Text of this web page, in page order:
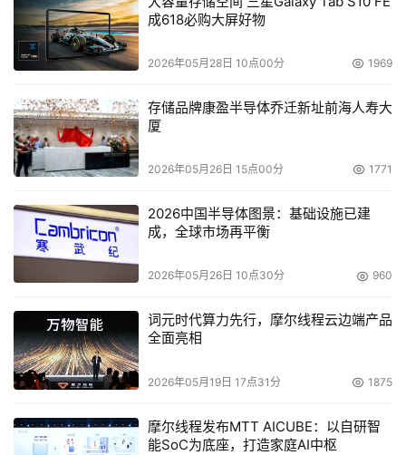
设计的机架式服务器。PowerEdge T105是专为中小企业设
计的入门级单插槽塔式服务器，适合为小型工作组提供邮
件、网络以及文件/打印服务,或作为专用服务器使用。同
时，为进一步履行提升服务器性能、降低功耗的承诺，戴尔
还推出了PowerEdge 1950, 2950与2900的升级版本。
成618必购大屏好物
2026年05月28日 10点00分 1969
存储品牌康盈半导体乔迁新址前海人寿大
厦
2026年05月26日 15点00分 1771
2026中国半导体图景：基础设施已建
成，全球市场再平衡
2026年05月26日 10点30分 960
词元时代算力先行，摩尔线程云边端产品
全面亮相
2026年05月19日 17点31分 1875
摩尔线程发布MTT AICUBE：以自研智
能SoC为底座，打造家庭AI中枢